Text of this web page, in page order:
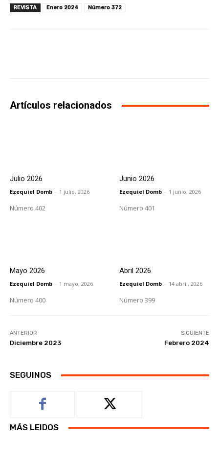
REVISTA Enero 2024 Número 372
Artículos relacionados
Julio 2026
Ezequiel Domb - 1 julio, 2026
Número 402
Junio 2026
Ezequiel Domb - 1 junio, 2026
Número 401
Mayo 2026
Ezequiel Domb - 1 mayo, 2026
Número 400
Abril 2026
Ezequiel Domb - 14 abril, 2026
Número 399
ANTERIOR
Diciembre 2023
SIGUIENTE
Febrero 2024
SEGUINOS
MÁS LEIDOS